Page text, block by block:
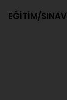
EĞİTİM/SINAV